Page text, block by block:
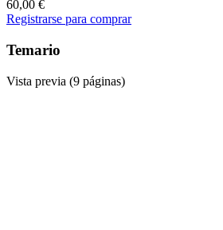
60,00 €
Registrarse para comprar
Temario
Vista previa (9 páginas)